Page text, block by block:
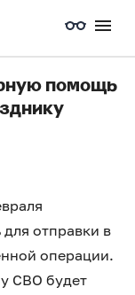
помощь
отправки в
операции.
СВО будет